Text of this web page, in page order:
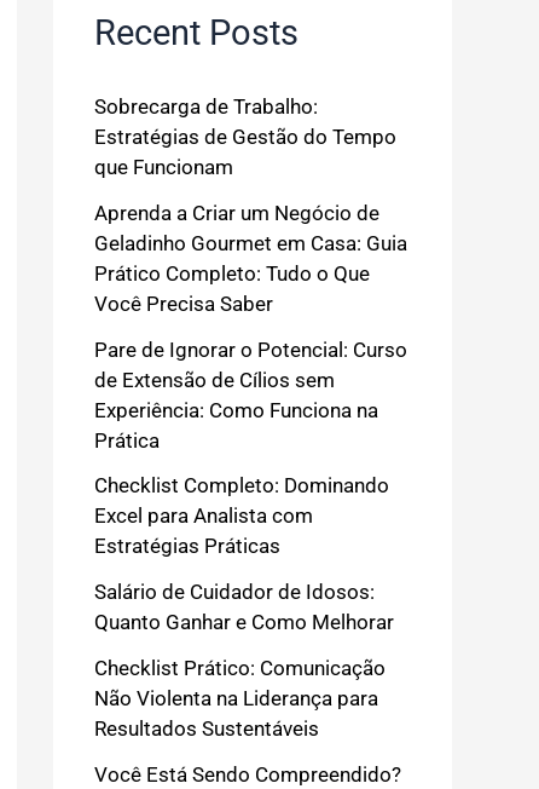
Recent Posts
Sobrecarga de Trabalho:
Estratégias de Gestão do Tempo
que Funcionam
Aprenda a Criar um Negócio de
Geladinho Gourmet em Casa: Guia
Prático Completo: Tudo o Que
Você Precisa Saber
Pare de Ignorar o Potencial: Curso
de Extensão de Cílios sem
Experiência: Como Funciona na
Prática
Checklist Completo: Dominando
Excel para Analista com
Estratégias Práticas
Salário de Cuidador de Idosos:
Quanto Ganhar e Como Melhorar
Checklist Prático: Comunicação
Não Violenta na Liderança para
Resultados Sustentáveis
Você Está Sendo Compreendido?